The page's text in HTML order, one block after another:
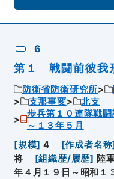
6
第１ 戦闘前彼我
防衛省防衛研究所
支那事変
北支
歩兵第１０連隊戦
～１３年５月
[規模] 4 [作成者名称
将
[組織歴/履歴] 陸
年４月１９日～昭和１